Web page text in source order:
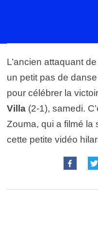
L’ancien attaquant
un petit pas de
pour célébrer la
Villa (2-1), samedi.
Zouma, qui a filmé la
cette petite vidéo